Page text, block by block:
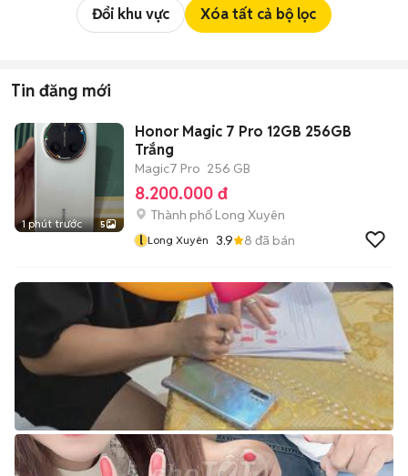
Đổi khu vực Xóa tất cả bộ lọc
Tin đăng mới
1 phút trước 5
Honor Magic 7 Pro 12GB 256GB
Trắng
Magic7 Pro 256 GB
8.200.000 đ
Thành phố Long Xuyên
l Long Xuyên 3.9 8 đã bán